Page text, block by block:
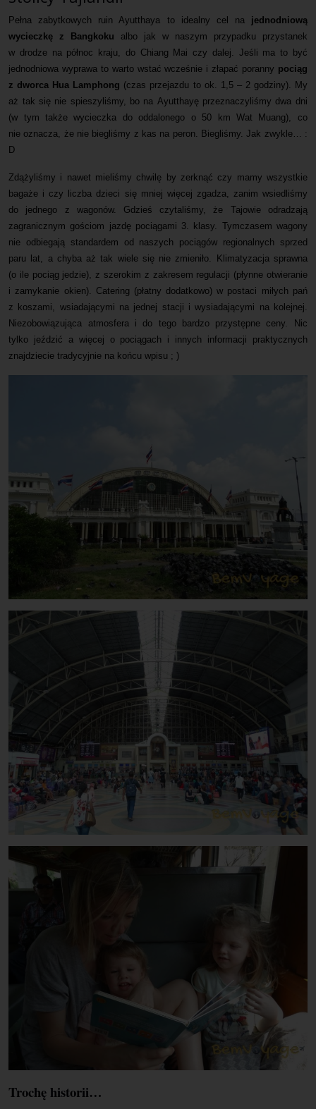
Kontakt
Pełna zabytkowych ruin Ayutthaya to idealny cel na jednodniową
wycieczkę z Bangkoku albo jak w naszym przypadku przystanek
w drodze na północ kraju, do Chiang Mai czy dalej. Jeśli ma to być
jednodniowa wyprawa to warto wstać wcześnie i złapać poranny pociąg
z dworca Hua Lamphong (czas przejazdu to ok. 1,5 – 2 godziny). My
aż tak się nie spieszyliśmy, bo na Ayutthayę przeznaczyliśmy dwa dni
(w tym także wycieczka do oddalonego o 50 km Wat Muang), co
nie oznacza, że nie biegliśmy z kas na peron. Biegliśmy. Jak zwykle… :
D
Zdążyliśmy i nawet mieliśmy chwilę by zerknąć czy mamy wszystkie
bagaże i czy liczba dzieci się mniej więcej zgadza, zanim wsiedliśmy
do jednego z wagonów. Gdzieś czytaliśmy, że Tajowie odradzają
zagranicznym gościom jazdę pociągami 3. klasy. Tymczasem wagony
nie odbiegają standardem od naszych pociągów regionalnych sprzed
paru lat, a chyba aż tak wiele się nie zmieniło. Klimatyzacja sprawna
(o ile pociąg jedzie), z szerokim z zakresem regulacji (płynne otwieranie
i zamykanie okien). Catering (płatny dodatkowo) w postaci miłych pań
z koszami, wsiadającymi na jednej stacji i wysiadającymi na kolejnej.
Niezobowiązująca atmosfera i do tego bardzo przystępne ceny. Nic
tylko jeździć a więcej o pociągach i innych informacji praktycznych
znajdziecie tradycyjnie na końcu wpisu ; )
Trochę historii…